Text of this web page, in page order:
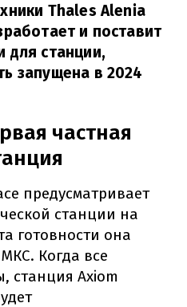
Thales Alenia
и поставит
для станции,
запущена в 2024
частная
предусматривает
станции на
готовности она
Когда все
станция Axiom